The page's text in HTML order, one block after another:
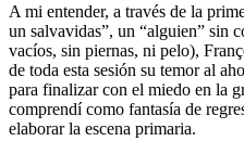
A mi entender, a través de la
un salvavidas”, un “alguien” sin
vacíos, sin piernas, ni pelo),
de toda esta sesión su temor al
para finalizar con el miedo en la
comprendí como fantasía de
elaborar la escena primaria.